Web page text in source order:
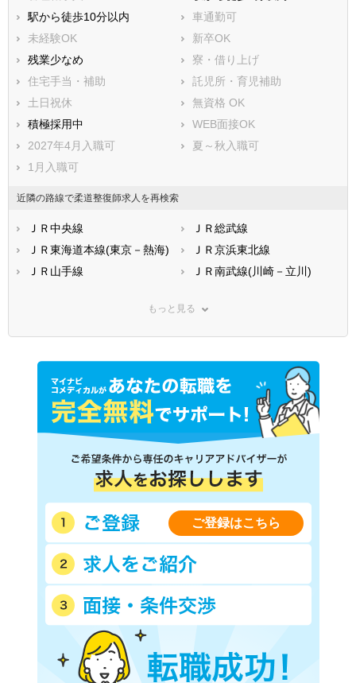
駅から徒歩10分以内
車通勤可
未経験OK
新卒OK
残業少なめ
寮・借り上げ
住宅手当・補助
託児所・育児補助
土日祝休
無資格 OK
積極採用中
WEB面接OK
2027年4月入職可
夏～秋入職可
1月入職可
近隣の路線で柔道整復師求人を再検索
ＪＲ中央線
ＪＲ総武線
ＪＲ東海道本線(東京－熱海)
ＪＲ京浜東北線
ＪＲ山手線
ＪＲ南武線(川崎－立川)
ＪＲ五日市線
ＪＲ八高線
ＪＲ東北本線(上野－盛岡)
ＪＲ高崎線
ＪＲ京葉線(東京－蘇我)
ＪＲ中央本線(東京－松本)
ＪＲ湘南新宿ライン線(赤羽
－武蔵小杉)
西武新宿線
西武池袋線
西武有楽町線
西武豊島線
西武国分寺線
西武多摩湖線
西武多摩川線
西武拝島線
西武西武園線
西武山口線
京王線
京王相模原線
京王井の頭線
京王高尾線
京王競馬場線
京王動物園線
小田急小田原線
小田急多摩線
東急目黒線
東急田園都市線
東急大井町線
東急池上線
東急多摩川線
もっと見る
ご登録はこちら